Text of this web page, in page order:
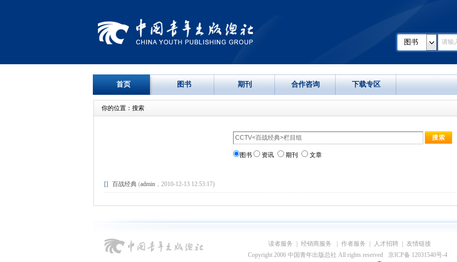
图书
首页 图书 期刊 合作咨询 下载专区
你的位置：搜索
图书 资讯 期刊 文章
[] 百战经典(admin，2010-12-13 12:53:17)
读者服务 经销商服务 作者服务 人才招聘
友情链接
Copyright 2006 中国青年出版总社 All rights reserved
京ICP备 12031540号-4